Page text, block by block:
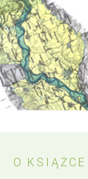
O KSIĄŻCE